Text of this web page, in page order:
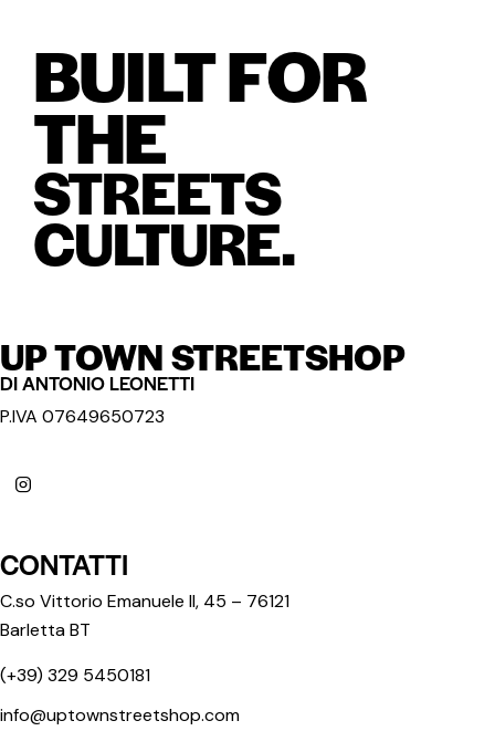
BUILT FOR
THE
STREETS
CULTURE.
UP TOWN STREETSHOP
DI ANTONIO LEONETTI
P.IVA 07649650723
CONTATTI
C.so Vittorio Emanuele II, 45 – 76121
Barletta BT
(+39) 329 5450181
info@uptownstreetshop.com